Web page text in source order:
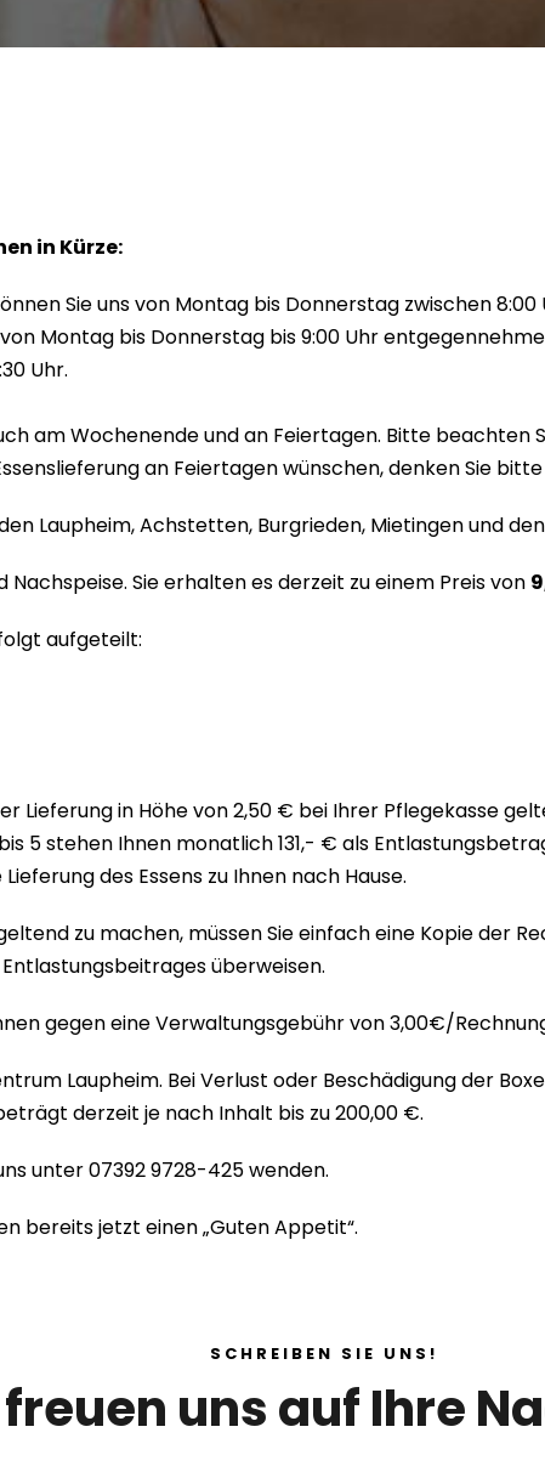
in Kürze:
Sie uns von Montag bis Donnerstag zwischen
Montag bis Donnerstag bis 9:00 Uhr
Uhr.
am Wochenende und an Feiertagen. Bitte
an Feiertagen wünschen, denken Sie
Laupheim, Achstetten, Burgrieden, Mietingen und
Sie erhalten es derzeit zu einem Preis von
aufgeteilt:
Lieferung in Höhe von 2,50 € bei Ihrer Pflegekasse
5 stehen Ihnen monatlich 131,- € als
des Essens zu Ihnen nach Hause.
zu machen, müssen Sie einfach eine Kopie der
überweisen.
gegen eine Verwaltungsgebühr von 3,00€/
Laupheim. Bei Verlust oder Beschädigung der
derzeit je nach Inhalt bis zu 200,00 €.
unter 07392 9728-425 wenden.
bereits jetzt einen „Guten Appetit“.
SCHREIBEN SIE UNS!
uns auf Ihre